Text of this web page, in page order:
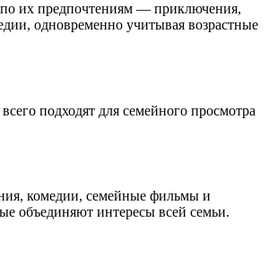
их предпочтениям — приключения,
одновременно учитывая возрастные
подходят для семейного просмотра
комедии, семейные фильмы и
объединяют интересы всей семьи.